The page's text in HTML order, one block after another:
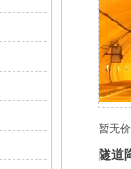
暂无
隧道